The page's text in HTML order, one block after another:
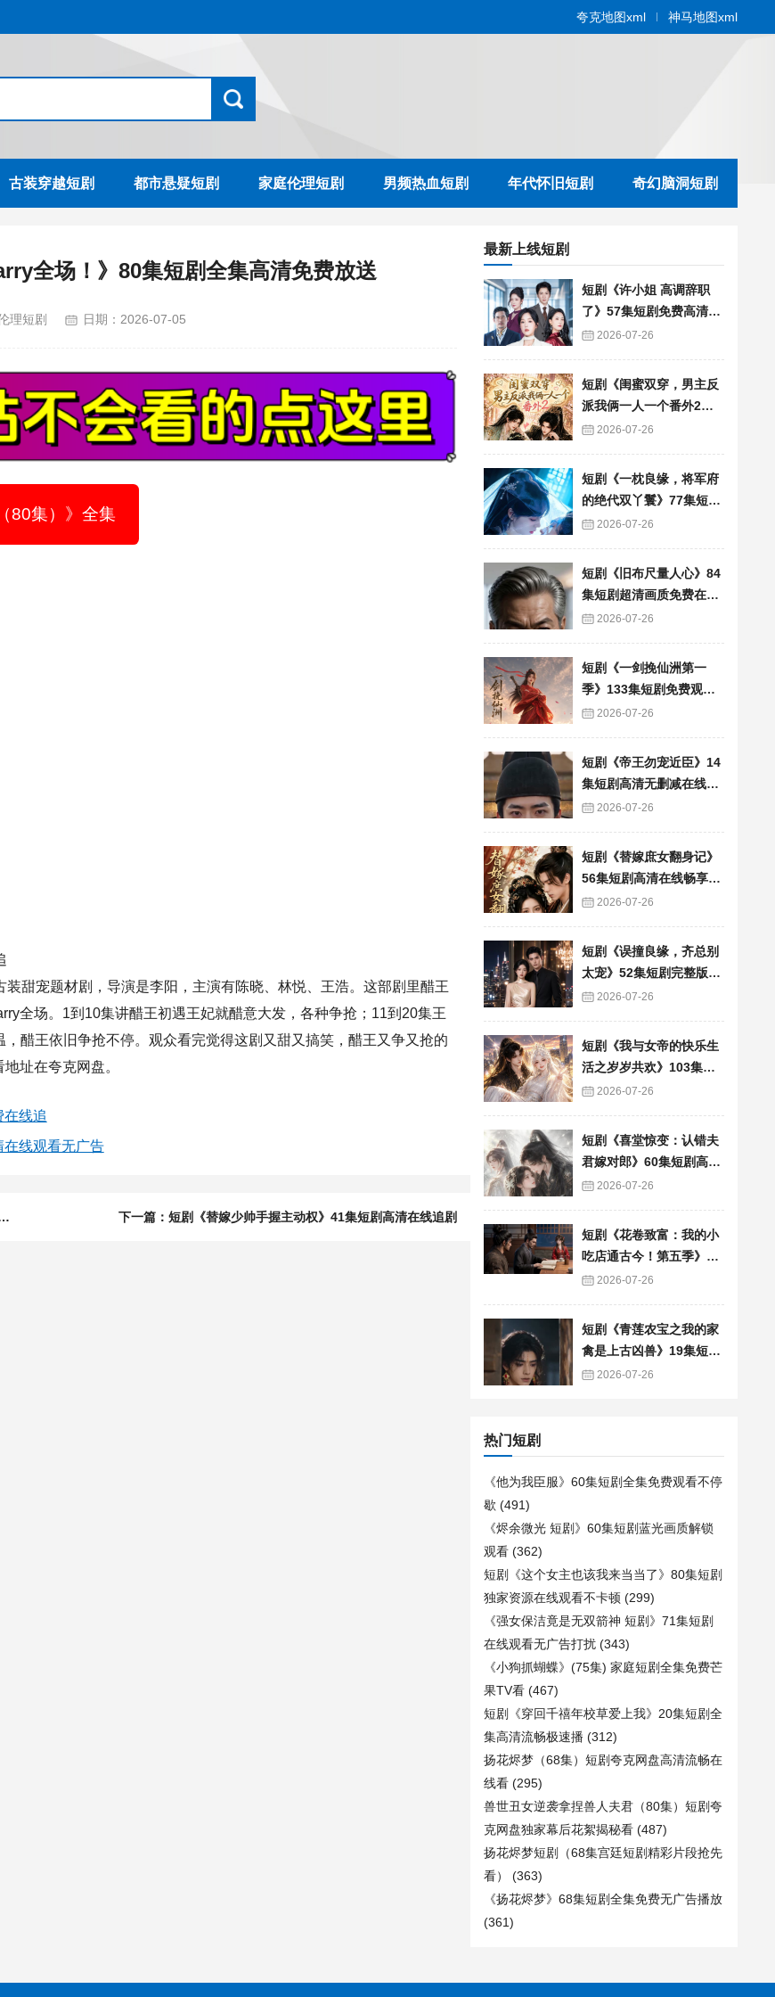
夸克地图xml 神马地图xml
古装穿越短剧 都市悬疑短剧 家庭伦理短剧 男频热血短剧 年代怀旧短剧 奇幻脑洞短剧
全场！》80集短剧全集高清免费放送
理短剧 日期： 2026-07-05
80集）》全集
甜宠题材剧，导演是李阳，主演有陈晓、林悦、王浩。这部剧里醋王
全场。1到10集讲醋王初遇王妃就醋意大发，各种争抢；11到20集王
醋王依旧争抢不停。观众看完觉得这剧又甜又搞笑，醋王又争又抢的
址在夸克网盘。
线追
线观看无广告
笑吐槽拿捏腹黑王爷》11集短剧高清无删减在线观看 下一篇：短剧《替嫁少帅手握主动权》41集短剧高清在线追剧
最新上线短剧
短剧《许小姐 高调辞职
了》57集短剧免费高清在
线播放
2026-07-26
短剧《闺蜜双穿，男主反
派我俩一人一个番外2》6
0集短剧高清完整版免费
2026-07-26
短剧《一枕良缘，将军府
的绝代双丫鬟》77集短剧
完整版免费畅享
2026-07-26
短剧《旧布尺量人心》84
集短剧超清画质免费在线
追 2026-07-26
短剧《一剑挽仙洲第一
季》133集短剧免费观看
完整版资源
2026-07-26
短剧《帝王勿宠近臣》14
集短剧高清无删减在线观
看 2026-07-26
短剧《替嫁庶女翻身记》
56集短剧高清在线畅享全
集 2026-07-26
短剧《误撞良缘，齐总别
太宠》52集短剧完整版免
费畅享观看
2026-07-26
短剧《我与女帝的快乐生
活之岁岁共欢》103集短
剧全集在线畅快看
2026-07-26
短剧《喜堂惊变：认错夫
君嫁对郎》60集短剧高清
全集在线速看
2026-07-26
短剧《花卷致富：我的小
吃店通古今！第五季》90
集短剧免费追剧全集资源
2026-07-26
短剧《青莲农宝之我的家
禽是上古凶兽》19集短剧
免费在线观看全集
2026-07-26
热门短剧
《他为我臣服》60集短剧全集免费观看不停
歇 (491)
《烬余微光 短剧》60集短剧蓝光画质解锁
观看 (362)
短剧《这个女主也该我来当当了》80集短剧
独家资源在线观看不卡顿 (299)
《强女保洁竟是无双箭神 短剧》71集短剧
在线观看无广告打扰 (343)
《小狗抓蝴蝶》(75集) 家庭短剧全集免费芒
果TV看 (467)
短剧《穿回千禧年校草爱上我》20集短剧全
集高清流畅极速播 (312)
扬花烬梦（68集）短剧夸克网盘高清流畅在
线看 (295)
兽世丑女逆袭拿捏兽人夫君（80集）短剧夸
克网盘独家幕后花絮揭秘看 (487)
扬花烬梦短剧（68集宫廷短剧精彩片段抢先
看）
(363)
《扬花烬梦》68集短剧全集免费无广告播放
(361)